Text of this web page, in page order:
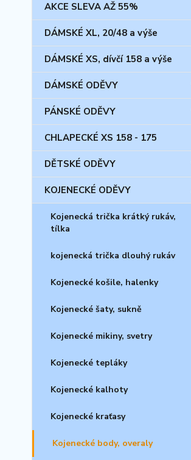
AKCE SLEVA AŽ 55%
DÁMSKÉ XL, 20/48 a výše
DÁMSKÉ XS, dívčí 158 a výše
DÁMSKÉ ODĚVY
PÁNSKÉ ODĚVY
CHLAPECKÉ XS 158 - 175
DĚTSKÉ ODĚVY
KOJENECKÉ ODĚVY
Kojenecká trička krátký rukáv,
tílka
kojenecká trička dlouhý rukáv
Kojenecké košile, halenky
Kojenecké šaty, sukně
Kojenecké mikiny, svetry
Kojenecké tepláky
Kojenecké kalhoty
Kojenecké kraťasy
Kojenecké body, overaly